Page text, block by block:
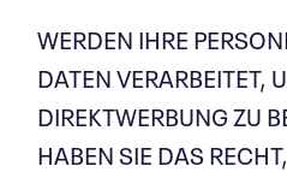
WERDEN IHRE
DATEN VERARBEITET,
DIREKTWERBUNG ZU
HABEN SIE DAS